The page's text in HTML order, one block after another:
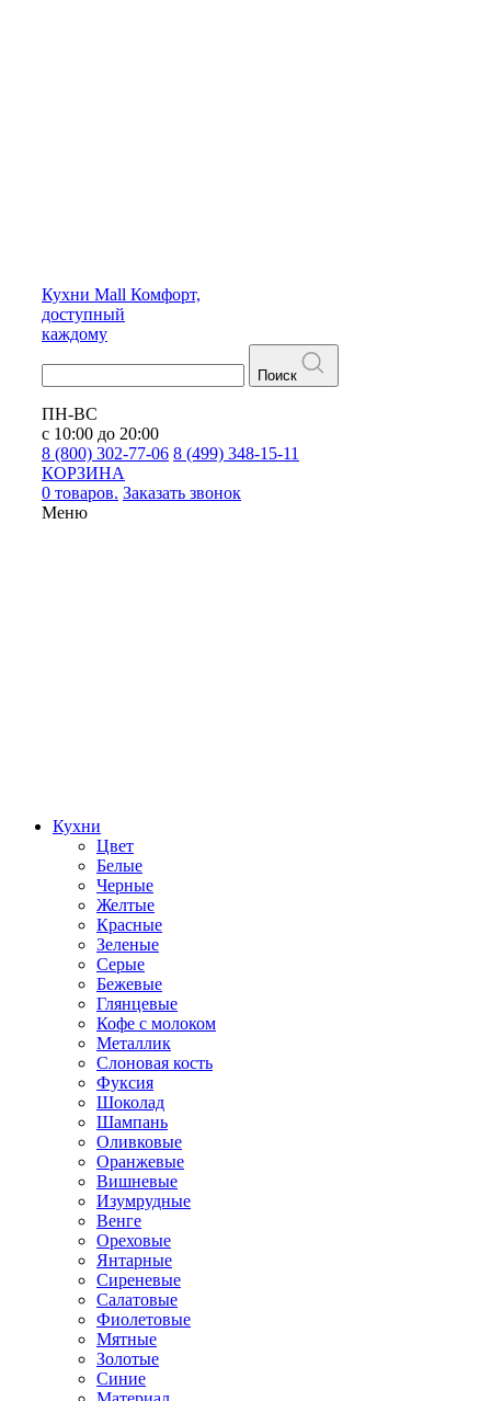
Кухни Mall Комфорт,
доступный
каждому
Поиск
ПН-ВС
с 10:00 до 20:00
8 (800) 302-77-06 8 (499) 348-15-11
КОРЗИНА
0 товаров. Заказать звонок
Меню
Кухни
Цвет
Белые
Черные
Желтые
Красные
Зеленые
Серые
Бежевые
Глянцевые
Кофе с молоком
Металлик
Слоновая кость
Фуксия
Шоколад
Шампань
Оливковые
Оранжевые
Вишневые
Изумрудные
Венге
Ореховые
Янтарные
Сиреневые
Салатовые
Фиолетовые
Мятные
Золотые
Синие